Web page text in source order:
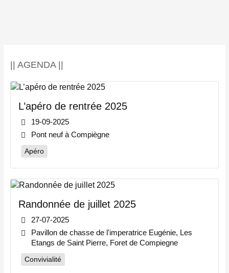
|| AGENDA ||
L’apéro de rentrée 2025
19-09-2025
Pont neuf à Compiègne
Apéro
Randonnée de juillet 2025
27-07-2025
Pavillon de chasse de l'imperatrice Eugénie, Les
Etangs de Saint Pierre, Foret de Compiegne
Convivialité